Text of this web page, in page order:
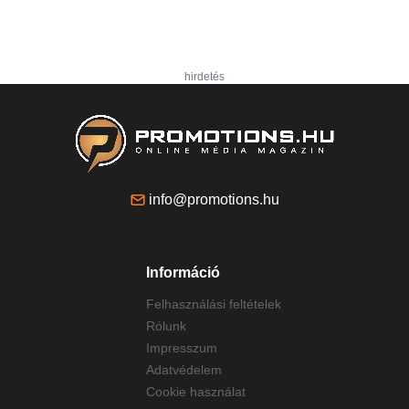
hirdetés
info@promotions.hu
Információ
Felhasználási feltételek
Rólunk
Impresszum
Adatvédelem
Cookie használat